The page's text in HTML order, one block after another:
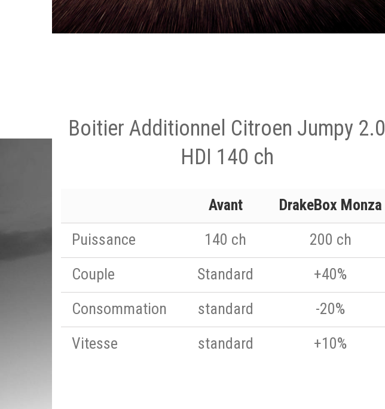
Boitier Additionnel Citroen Jumpy 2.0
HDI 140 ch
Avant
DrakeBox Monza
Puissance
140 ch
200 ch
Couple
Standard
+40%
Consommation
standard
-20%
Vitesse
standard +10%